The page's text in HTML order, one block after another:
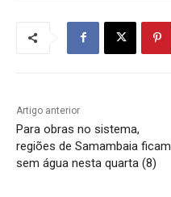
Artigo anterior
Para obras no sistema,
regiões de Samambaia ficam
sem água nesta quarta (8)